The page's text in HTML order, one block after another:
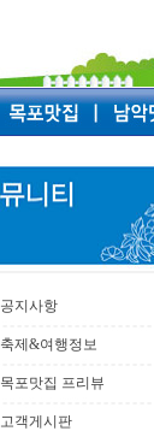
공지사항
축제&여행정보
목포맛집 프리뷰
고객게시판